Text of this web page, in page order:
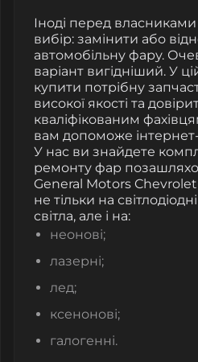
Іноді перед
вибір: замінити або
автомобільну фару.
варіант вигідніший. У
купити потрібну
високої якості та
кваліфікованим
вам допоможе
У нас ви знайдете
ремонту фар
General Motors
не тільки на
світла, але і на:
неонові;
лазерні;
лед;
ксенонові;
галогенні.